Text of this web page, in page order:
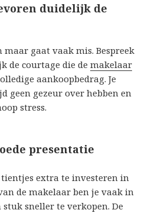
duidelijk de
gaat vaak mis. Bespreek
de courtage die demakelaar
aankoopbedrag. Je
geen gezeur over hebben en
stress.
presentatie
extra te investeren in
de makelaar ben je vaak in
sneller te verkopen. De